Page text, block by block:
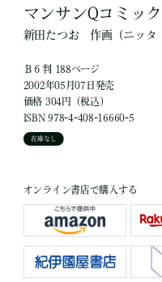
マンサンQコミッ
新田たつお 作画 （ニッタ
Ｂ６判 188ページ
2002年05月07日発売
価格 304円（税込）
ISBN 978-4-408-16660-5
在庫なし
オンライン書店で購入する